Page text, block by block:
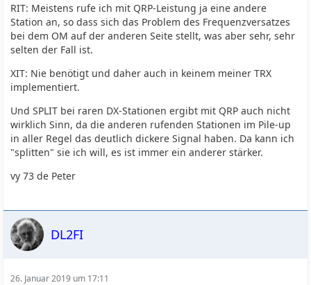
RIT: Meistens rufe ich mit QRP-Leistung ja eine andere
Station an, so dass sich das Problem des Frequenzversatzes
bei dem OM auf der anderen Seite stellt, was aber sehr, sehr
selten der Fall ist.
XIT: Nie benötigt und daher auch in keinem meiner TRX
implementiert.
Und SPLIT bei raren DX-Stationen ergibt mit QRP auch nicht
wirklich Sinn, da die anderen rufenden Stationen im Pile-up
in aller Regel das deutlich dickere Signal haben. Da kann ich
"splitten" sie ich will, es ist immer ein anderer stärker.
vy 73 de Peter
DL2FI
26. Januar 2019 um 17:11